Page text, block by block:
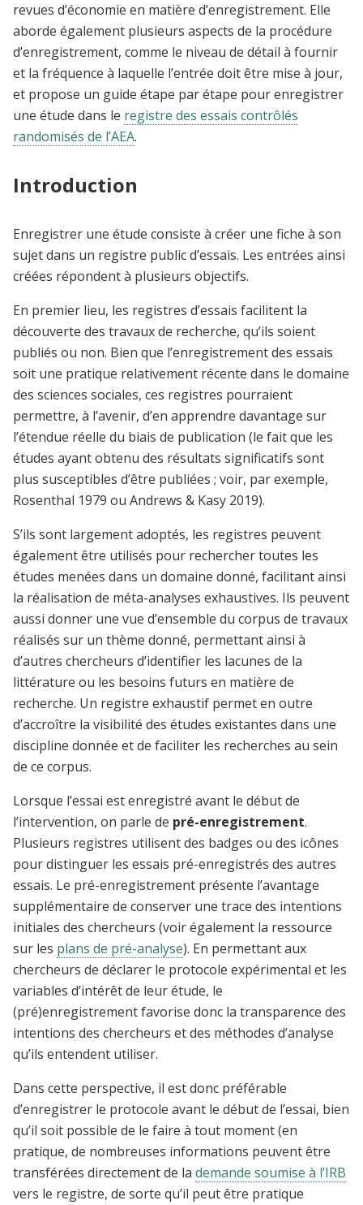
revues d’économie en matière d’enregistrement. Elle
aborde également plusieurs aspects de la procédure
d’enregistrement, comme le niveau de détail à fournir
et la fréquence à laquelle l’entrée doit être mise à jour,
et propose un guide étape par étape pour enregistrer
une étude dans le registre des essais contrôlés
randomisés de l’AEA.
Introduction
Enregistrer une étude consiste à créer une fiche à son
sujet dans un registre public d’essais. Les entrées ainsi
créées répondent à plusieurs objectifs.
En premier lieu, les registres d’essais facilitent la
découverte des travaux de recherche, qu’ils soient
publiés ou non. Bien que l’enregistrement des essais
soit une pratique relativement récente dans le domaine
des sciences sociales, ces registres pourraient
permettre, à l’avenir, d’en apprendre davantage sur
l’étendue réelle du biais de publication (le fait que les
études ayant obtenu des résultats significatifs sont
plus susceptibles d’être publiées ; voir, par exemple,
Rosenthal 1979 ou Andrews & Kasy 2019).
S’ils sont largement adoptés, les registres peuvent
également être utilisés pour rechercher toutes les
études menées dans un domaine donné, facilitant ainsi
la réalisation de méta-analyses exhaustives. Ils peuvent
aussi donner une vue d’ensemble du corpus de travaux
réalisés sur un thème donné, permettant ainsi à
d’autres chercheurs d’identifier les lacunes de la
littérature ou les besoins futurs en matière de
recherche. Un registre exhaustif permet en outre
d’accroître la visibilité des études existantes dans une
discipline donnée et de faciliter les recherches au sein
de ce corpus.
Lorsque l’essai est enregistré avant le début de
l’intervention, on parle de pré-enregistrement.
Plusieurs registres utilisent des badges ou des icônes
pour distinguer les essais pré-enregistrés des autres
essais. Le pré-enregistrement présente l’avantage
supplémentaire de conserver une trace des intentions
initiales des chercheurs (voir également la ressource
sur les plans de pré-analyse). En permettant aux
chercheurs de déclarer le protocole expérimental et les
variables d’intérêt de leur étude, le
(pré)enregistrement favorise donc la transparence des
intentions des chercheurs et des méthodes d’analyse
qu’ils entendent utiliser.
Dans cette perspective, il est donc préférable
d’enregistrer le protocole avant le début de l’essai, bien
qu’il soit possible de le faire à tout moment (en
pratique, de nombreuses informations peuvent être
transférées directement de la demande soumise à l’IRB
vers le registre, de sorte qu’il peut être pratique